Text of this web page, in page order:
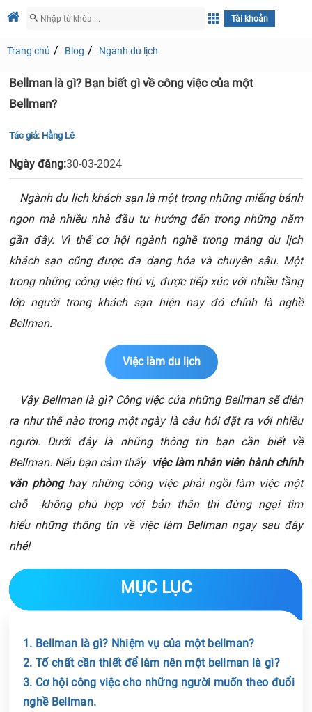
Tài khoản
Trang chủ Blog Ngành du lịch
Bellman là gì? Bạn biết gì về công việc của một
Bellman?
Tác giả: Hằng Lê
Ngày đăng:30-03-2024
Ngành du lịch khách sạn là một trong những miếng bánh
ngon mà nhiều nhà đầu tư hướng đến trong những năm
gần đây. Vì thế cơ hội ngành nghề trong mảng du lịch
khách sạn cũng được đa dạng hóa và chuyên sâu. Một
trong những công việc thú vị, được tiếp xúc với nhiều tầng
lớp người trong khách sạn hiện nay đó chính là nghề
Bellman.
Việc làm du lịch
Vậy Bellman là gì? Công việc của những Bellman sẽ diễn
ra như thế nào trong một ngày là câu hỏi đặt ra với nhiều
người. Dưới đây là những thông tin bạn cần biết về
Bellman. Nếu bạn cảm thấy việc làm nhân viên hành chính
văn phònghay những công việc phải ngồi làm việc một
chỗ không phù hợp với bản thân thì đừng ngại tìm
hiểu những thông tin về việc làm Bellman ngay sau đây
nhé!
MỤC LỤC
1. Bellman là gì? Nhiệm vụ của một bellman?
2. Tố chất cần thiết để làm nên một bellman là gì?
3. Cơ hội công việc cho những người muốn theo đuổi
nghề Bellman.